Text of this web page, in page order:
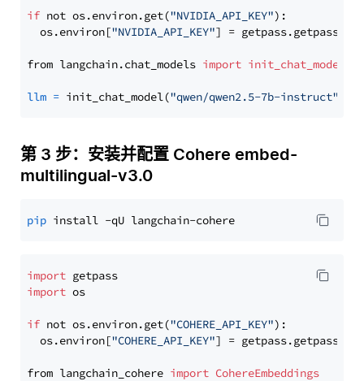
if not os.environ.get("NVIDIA_API_KEY"):
  os.environ[
"NVIDIA_API_KEY"] = getpass.getpass(
from langchain.chat_models import init_chat_model
llm = init_chat_model("qwen/qwen2.5-7b-instruct"
第 3 步：安装并配置 Cohere embed-
multilingual-v3.0
pip
import
import os
if not os.environ.get("COHERE_API_KEY"):
  os.environ[
"COHERE_API_KEY"] = getpass.getpass(
from langchain_cohere import CohereEmbeddings